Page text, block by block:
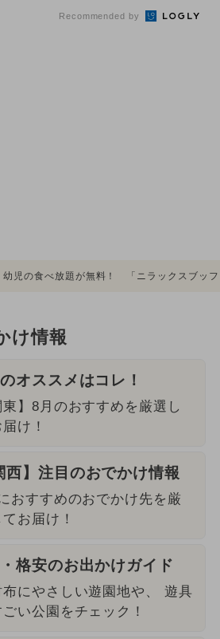
Recommended by
幼児の食べ放題が無料！ 「ニラックスブッ
け情報
オススメはコレ！
東】8月のおすすめを厳選し
け！
西】注目のおでかけ情報
おすすめのおでかけ先を厳
お届け！
格安のお出かけガイド
布にやさしい遊園地や、 遊具
い公園をチェック！